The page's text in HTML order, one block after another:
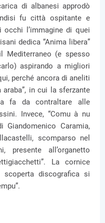
di albanesi approdò
fu città ospitante e
l’immagine di quei
dedica “Anima libera”
Mediterraneo (e spesso
aspirando a migliori
perché ancora di aneliti
in cui la sferzante
fa da contraltare alle
Invece, “Comu à nu
Caramia,
scomparso nel
all’organetto
La cornice
scoperta discografica si